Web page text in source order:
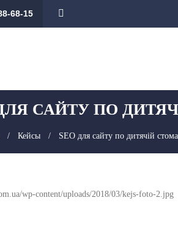
68-15
ДЛЯ САЙТУ ПО
Кейсы SEO для сайту по дитячій